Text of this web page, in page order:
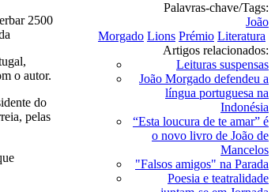
2500
o autor.
do
pelas
Palavras-chave/Tags:
João
Morgado Lions Prémio Literatura
Artigos relacionados:
Leituras suspensas
João Morgado defendeu a
língua portuguesa na
Indonésia
“Esta loucura de te amar” é
o novo livro de João de
Mancelos
"Falsos amigos" na Parada
Poesia e teatralidade